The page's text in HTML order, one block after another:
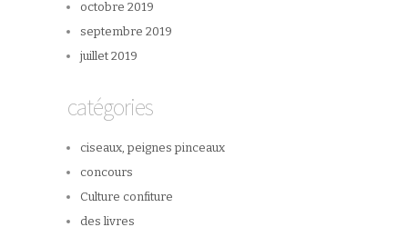
octobre 2019
septembre 2019
juillet 2019
catégories
ciseaux, peignes pinceaux
concours
Culture confiture
des livres